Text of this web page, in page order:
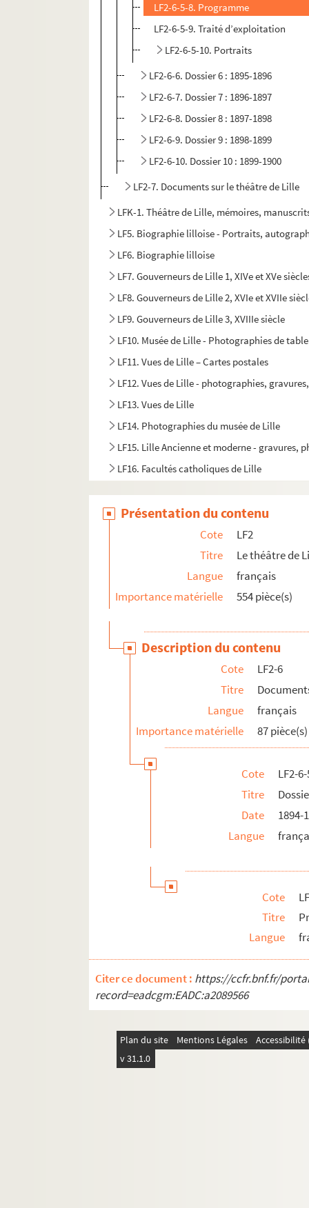
LF2-6-5-8. Programme
LF2-6-5-9. Traité d’exploitation
LF2-6-5-10. Portraits
LF2-6-6. Dossier 6 : 1895-1896
LF2-6-7. Dossier 7 : 1896-1897
LF2-6-8. Dossier 8 : 1897-1898
LF2-6-9. Dossier 9 : 1898-1899
LF2-6-10. Dossier 10 : 1899-1900
LF2-7. Documents sur le théâtre de Lille
LFK-1. Théâtre de Lille, mémoires,
LF5. Biographie lilloise - Portraits,
LF6. Biographie lilloise
LF7. Gouverneurs de Lille 1, XIVe et XVe
LF8. Gouverneurs de Lille 2, XVIe et XVIIe
LF9. Gouverneurs de Lille 3, XVIIIe siècle
LF10. Musée de Lille - Photographies de
LF11. Vues de Lille – Cartes postales
LF12. Vues de Lille - photographies,
LF13. Vues de Lille
LF14. Photographies du musée de Lille
LF15. Lille Ancienne et moderne - gravures,
LF16. Facultés catholiques de Lille
LF18. Brochures sur la musique à Lille
LF19. Musique à Lille
LF20. Articles extraits de journaux, histoire
LF21. Notes sur Lille et la région (1708-1912)
LF22. Lille - Ephémérides et notes
LF23. Bibliographie du Nord de la France
LF24. Vues d'Athènes prises en 1905
LF26. Portefeuille non numéroté 4
LF27. Lithographies et gravures,
LF28. Galerie de portraits d'artistes lyriques
LF29. II Portraits
Présentation du contenu
Cote
LF2
Titre
Le théâtre de
Langue
français
Importance matérielle
554 pièce(s)
Description du contenu
Cote
LF2-6
Titre
Langue
français
Importance matérielle
87 pièce(s)
Cote
LF2-
Titre
Date
1894-
Langue
Cote
Titre
Langue
Citer ce document : https://ccfr.bnf.fr/
record=eadcgm:EADC:a2089566
Plan du site Mentions Légales
v 31.1.0